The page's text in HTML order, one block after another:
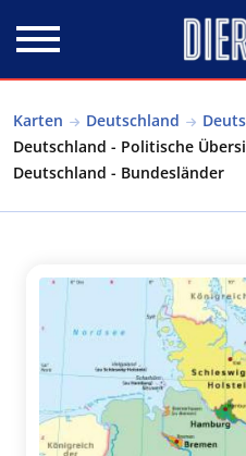
Karten Deutschland
Deutschland - Politische
Deutschland - Bundesländer